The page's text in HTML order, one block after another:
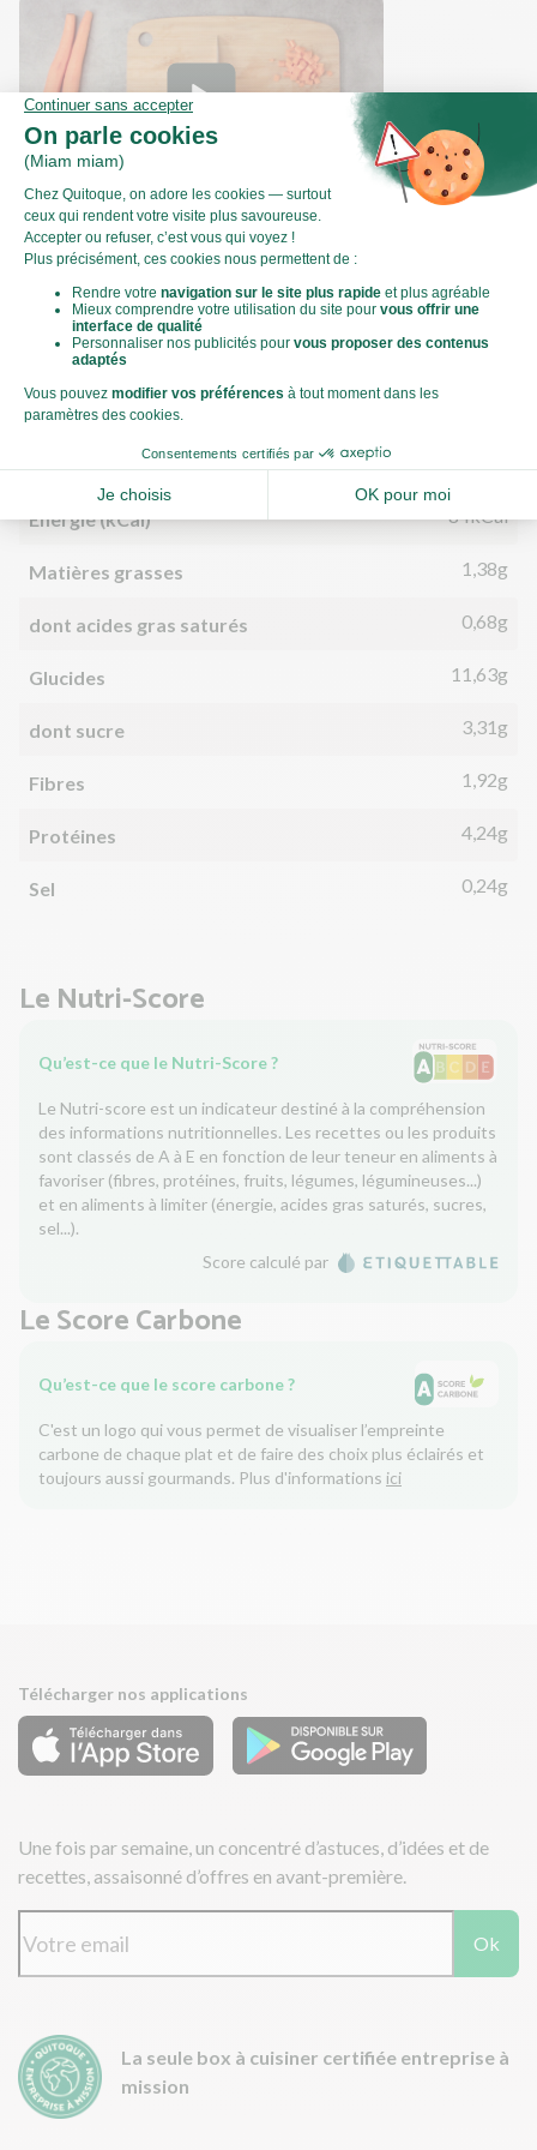
Comment couper une carotte en dés ?
Valeurs nutritionnelles
Par personne Pour 100g
Énergie (kJ)
Énergie (kCal) 84kCal
Matières grasses 1,38g
dont acides gras saturés 0,68g
Glucides 11,63g
dont sucre 3,31g
Fibres 1,92g
Protéines 4,24g
Sel 0,24g
Le Nutri-Score
Qu’est-ce que le Nutri-Score ?
Le Nutri-score est un indicateur destiné à la compréhension
des informations nutritionnelles. Les recettes ou les produits
sont classés de A à E en fonction de leur teneur en aliments à
favoriser (fibres, protéines, fruits, légumes, légumineuses...)
et en aliments à limiter (énergie, acides gras saturés, sucres,
sel...).
Score calculé par
Le Score Carbone
Qu’est-ce que le score carbone ?
C'est un logo qui vous permet de visualiser l’empreinte
carbone de chaque plat et de faire des choix plus éclairés et
toujours aussi gourmands. Plus d'informations ici
Télécharger nos applications
Une fois par semaine, un concentré d’astuces, d’idées et de
recettes, assaisonné d’offres en avant-première.
Ok
La seule box à cuisiner certifiée entreprise à
mission